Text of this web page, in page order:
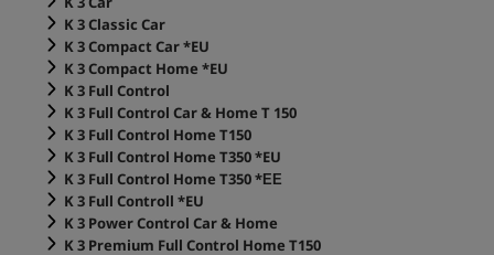
K 3 Classic Car
K 3 Compact Car *EU
K 3 Compact Home *EU
K 3 Full Control
K 3 Full Control Car & Home T 150
K 3 Full Control Home T150
K 3 Full Control Home T350 *EU
K 3 Full Control Home T350 *ΕΕ
K 3 Full Controll *EU
K 3 Power Control Car & Home
K 3 Premium Full Control Home T150